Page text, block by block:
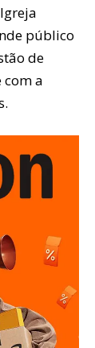
público
de
com a